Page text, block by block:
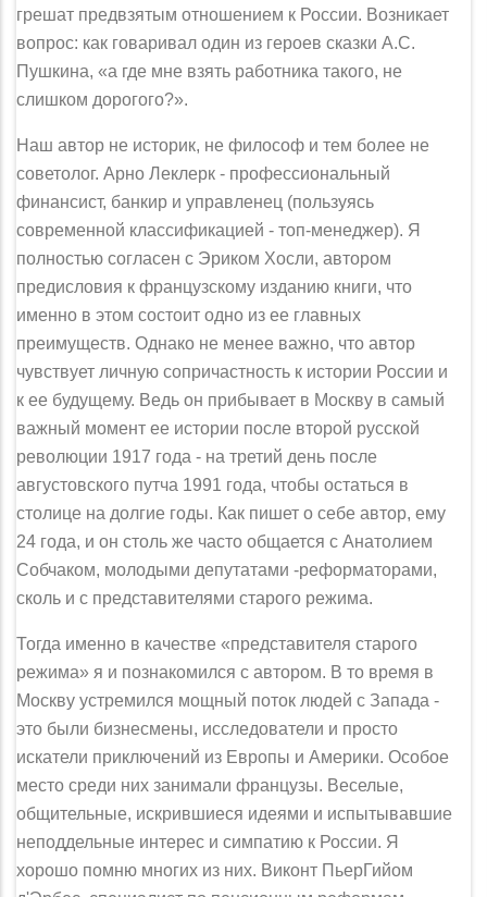
грешат предвзятым отно­шением к России. Возникает
вопрос: как говаривал один из героев сказки А.С.
Пушкина, «а где мне взять работника такого, не
слишком дорогого?».
Наш автор не историк, не философ и тем более не
советолог. Арно Леклерк - профессиональный
финансист, банкир и управленец (пользу­ясь
современной классификацией - топ-менеджер). Я
полностью согласен с Эриком Хосли, автором
предисловия к французскому изданию книги, что
именно в этом состоит одно из ее главных
преимуществ. Однако не менее важно, что автор
чувствует личную сопричастность к истории России и
к ее будущему. Ведь он прибывает в Москву в самый
важный момент ее истории после второй русской
революции 1917 года - на третий день после
августов­ского путча 1991 года, чтобы остаться в
столице на долгие годы. Как пишет о себе автор, ему
24 года, и он столь же часто общается с Анатолием
Собчаком, молодыми депутатами -реформаторами,
сколь и с представителями ста­рого режима.
Тогда именно в качестве «представителя старого
режима» я и позна­комился с автором. В то время в
Москву устремился мощный поток людей с Запада -
это были бизнесмены, исследователи и просто
искатели приклю­чений из Европы и Америки. Особое
место среди них занимали французы. Веселые,
общительные, искрившиеся идеями и испытывавшие
неподдельные интерес и симпатию к России. Я
хорошо помню многих из них. Виконт Пьер­Гийом